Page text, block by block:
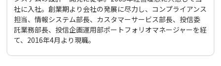
社に入社。創業期より会社の発展に尽力し、コンプライアンス
担当、情報システム部長、カスタマーサービス部長、投信委
託業務部長、投信企画運用部ポートフォリオマネージャーを経
て、2016年4月より現職。